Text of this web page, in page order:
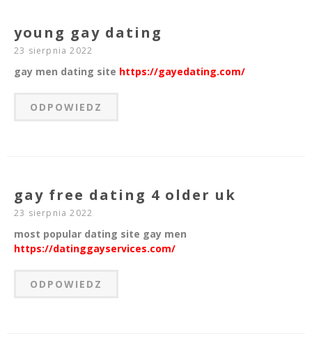
young gay dating
23 sierpnia 2022
gay men dating site https://gayedating.com/
ODPOWIEDZ
gay free dating 4 older uk
23 sierpnia 2022
most popular dating site gay men
https://datinggayservices.com/
ODPOWIEDZ